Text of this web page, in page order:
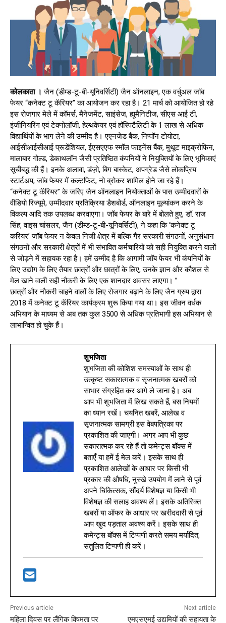
कोलकाता । जैन (डीम्ड-टू-बी-यूनिवर्सिटी) जैन ऑनलाइन, एक वर्चुअल जॉब
फेयर “कनेक्ट टू कॅरियर” का आयोजन कर रहा है। 21 मार्च को आयोजित हो रहे
इस रोजगार मेले में कॉमर्स, मैनेजमेंट, साइंसेज, ह्यूमैनिटीज, सीएस आई टी,
इंजीनियरिंग एवं टेक्नोलॉजी, हेल्थकेयर एवं हॉस्पिटैलिटी के 1 लाख से अधिक
विद्यार्थियों के भाग लेने की उम्मीद है। एएनजेड बैंक, निप्पॉन टोयोटा,
आईसीआईसीआई प्रूडेंशियल, ईएसएएफ स्मॉल फाइनेंस बैंक, मुथूट माइक्रोफिन,
मालाबार गोल्ड, डेकाथलॉन जैसी प्रतिष्ठित कंपनियों ने नियुक्तियों के लिए भूमिकाएं
सूचीबद्ध की हैं। इनके अलावा, डंज़ो, बिग बास्केट, अपग्रेड जैसे लोकप्रिय
स्टार्टअप, जॉब फेयर में कल्टफिट, नो ब्रोकर शामिल होने जा रहे हैं।
“कनेक्ट टू कॅरियर” के जरिए जैन ऑनलाइन नियोक्ताओं के पास उम्मीदवारों के
वीडियो रिज्यूमे, उम्मीदवार प्रतिक्रिया डैशबोर्ड, ऑनलाइन मूल्यांकन करने के
विकल्प आदि तक उपलब्ध करवाएगा। जॉब फेयर के बारे में बोलते हुए, डॉ. राज
सिंह, वाइस चांसलर, जैन (डीम्ड-टू-बी-यूनिवर्सिटी), ने कहा कि ‘कनेक्ट टू
करियर’ जॉब फेयर न केवल निजी क्षेत्र में बल्कि गैर सरकारी संगठनों, अनुसंधान
संगठनों और सरकारी क्षेत्रों में भी संभावित कर्मचारियों को सही नियुक्ति करने वालों
से जोड़ने में सहायक रहा है। हमें उम्मीद है कि आगामी जॉब फेयर भी कंपनियों के
लिए उद्योग के लिए तैयार छात्रों और छात्रों के लिए, उनके ज्ञान और कौशल से
मेल खाने वाली सही नौकरी के लिए एक शानदार अवसर लाएगा। ”
छात्रों और नौकरी चाहने वालों के लिए रोजगार बढ़ाने के लिए जैन ग्रुप द्वारा
2018 में कनेक्ट टू कॅरियर कार्यक्रम शुरू किया गया था। इस जीवन वर्धक
अभियान के माध्यम से अब तक कुल 3500 से अधिक प्रतिभागी इस अभियान से
लाभान्वित हो चुके हैं।
शुभजिता
शुभजिता की कोशिश समस्याओं के साथ ही
उत्कृष्ट सकारात्मक व सृजनात्मक खबरों को
साभार संग्रहित कर आगे ले जाना है। अब
आप भी शुभजिता में लिख सकते हैं, बस नियमों
का ध्यान रखें। चयनित खबरें, आलेख व
सृजनात्मक सामग्री इस वेबपत्रिका पर
प्रकाशित की जाएगी। अगर आप भी कुछ
सकारात्मक कर रहे हैं तो कमेन्ट्स बॉक्स में
बताएँ या हमें ई मेल करें। इसके साथ ही
प्रकाशित आलेखों के आधार पर किसी भी
प्रकार की औषधि, नुस्खे उपयोग में लाने से पूर्व
अपने चिकित्सक, सौंदर्य विशेषज्ञ या किसी भी
विशेषज्ञ की सलाह अवश्य लें। इसके अतिरिक्त
खबरों या ऑफर के आधार पर खरीददारी से पूर्व
आप खुद पड़ताल अवश्य करें। इसके साथ ही
कमेन्ट्स बॉक्स में टिप्पणी करते समय मर्यादित,
संतुलित टिप्पणी ही करें।
Previous article
महिला दिवस पर लैंगिक विषमता पर
Next article
एमएसएमई उद्यमियों की सहायता के